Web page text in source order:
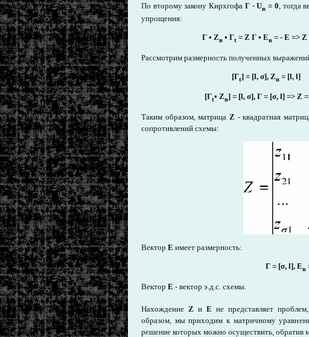
По второму закону Кирхгофа Г · Uв = 0 , тогда
упрощения:
Г• Zв • Гt= Z Г• Eв = - E => Z
Рассмотрим размерность полученных
[Гt] = [l, σ], Zв = [l, l]
[Гt• Zв] = [l, σ], Г = [σ, l] => Z =
Таким образом, матрица Z - квадратная
сопротивлений схемы:
Вектор E имеет размерность:
Г = [σ, l], Eв
Вектор E - вектор э.д.с. схемы.
Нахождение Z и E не представляет
образом, мы приходим к матричному
решение которых можно осуществить, обратив